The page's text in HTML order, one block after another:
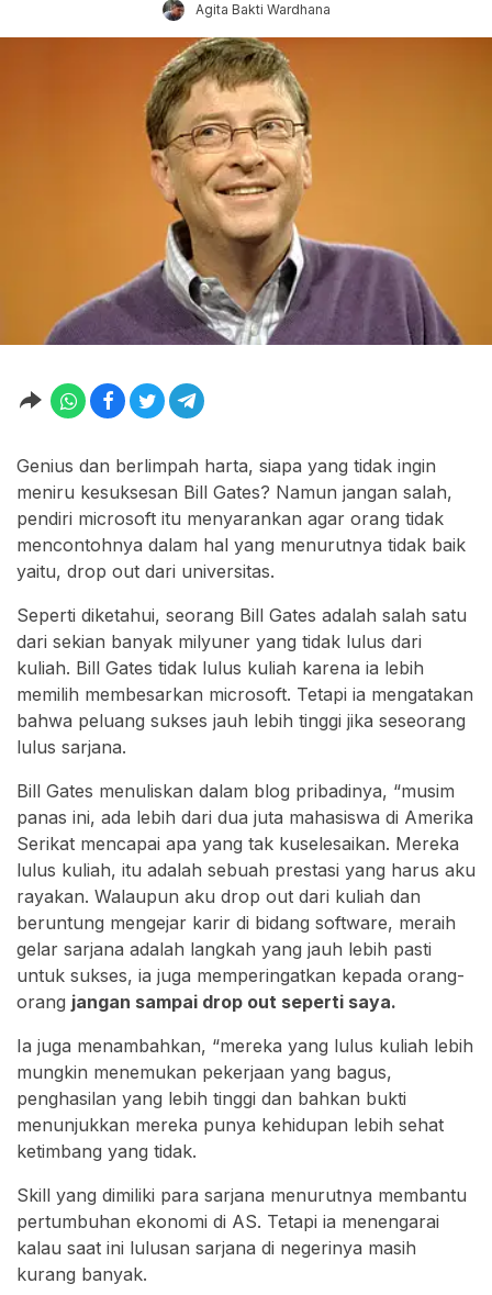
Agita Bakti Wardhana
Genius dan berlimpah harta, siapa yang tidak ingin
meniru kesuksesan Bill Gates? Namun jangan salah,
pendiri microsoft itu menyarankan agar orang tidak
mencontohnya dalam hal yang menurutnya tidak baik
yaitu, drop out dari universitas.
Seperti diketahui, seorang Bill Gates adalah salah satu
dari sekian banyak milyuner yang tidak lulus dari
kuliah. Bill Gates tidak lulus kuliah karena ia lebih
memilih membesarkan microsoft. Tetapi ia mengatakan
bahwa peluang sukses jauh lebih tinggi jika seseorang
lulus sarjana.
Bill Gates menuliskan dalam blog pribadinya, “musim
panas ini, ada lebih dari dua juta mahasiswa di Amerika
Serikat mencapai apa yang tak kuselesaikan. Mereka
lulus kuliah, itu adalah sebuah prestasi yang harus aku
rayakan. Walaupun aku drop out dari kuliah dan
beruntung mengejar karir di bidang software, meraih
gelar sarjana adalah langkah yang jauh lebih pasti
untuk sukses, ia juga memperingatkan kepada orang-
orang jangan sampai drop out seperti saya.
Ia juga menambahkan, “mereka yang lulus kuliah lebih
mungkin menemukan pekerjaan yang bagus,
penghasilan yang lebih tinggi dan bahkan bukti
menunjukkan mereka punya kehidupan lebih sehat
ketimbang yang tidak.
Skill yang dimiliki para sarjana menurutnya membantu
pertumbuhan ekonomi di AS. Tetapi ia menengarai
kalau saat ini lulusan sarjana di negerinya masih
kurang banyak.